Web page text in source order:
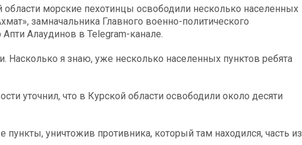
морские пехотинцы освободили несколько населенных
замначальника Главного военно-политического
Алаудинов в Telegram-канале.
Насколько я знаю, уже несколько населенных пунктов ребята
уточнил, что в Курской области освободили около десяти
пункты, уничтожив противника, который там находился, часть из